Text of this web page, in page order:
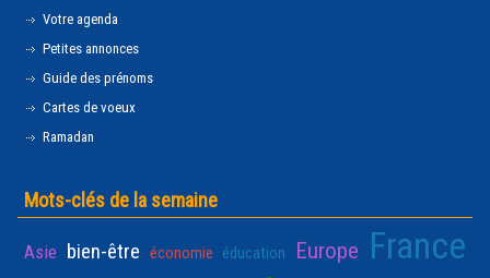
Votre agenda
Petites annonces
Guide des prénoms
Cartes de voeux
Ramadan
Mots-clés de la semaine
Asie bien-être économie éducation Europe France